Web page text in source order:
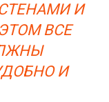
И
ВСЕ
И